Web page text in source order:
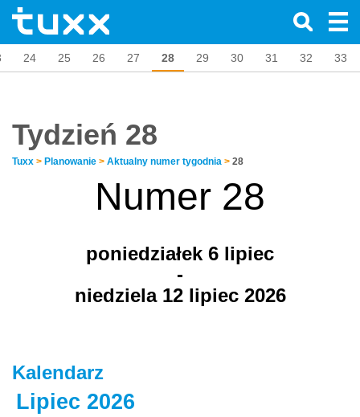
24 25 26 27 28 29 30 31 32 33
Tydzień 28
Tuxx > Planowanie > Aktualny numer tygodnia > 28
Numer 28
poniedziałek 6 lipiec
-
niedziela 12 lipiec 2026
Kalendarz
Lipiec 2026